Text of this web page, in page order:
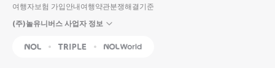
여행자보험 가입안내여행약관분쟁해결기준
(주)놀유니버스 사업자 정보
NOL Triple Interpark Global